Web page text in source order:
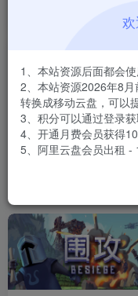
海上力量：导弹时代的
战|Sea Power Naval
1、本站资源后面都会
2、本站资源2026年8
转换成移动云盘，可以
3、积分可以通过登录
4、开通月费会员获得
5、阿里云盘会员出租